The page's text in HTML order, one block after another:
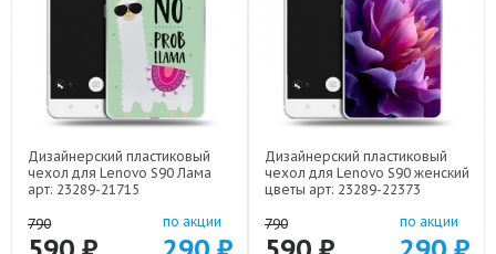
Дизайнерский пластиковый
чехол для Lenovo S90 Лама
арт: 23289-21715
790 по акции
Дизайнерский пластиковый
чехол для Lenovo S90 женский
цветы арт: 23289-22373
790 по акции